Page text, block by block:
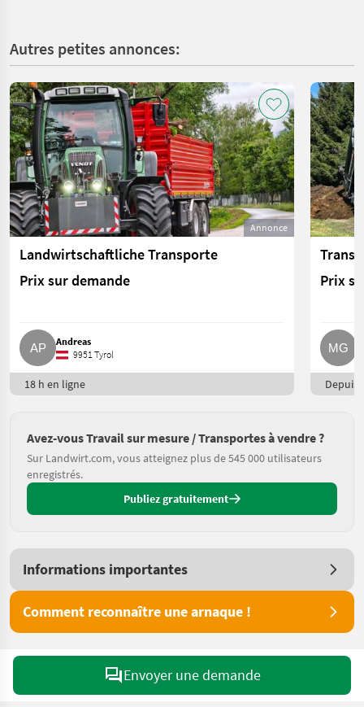
Autres petites annonces:
Annonce
Landwirtschaftliche Transporte
Prix sur demande
Andreas
9951 Tyrol
18 h en ligne
Prix
Depuis
Avez-vous Travail sur mesure / Transportes à vendre ?
Sur Landwirt.com, vous atteignez plus de 545 000 utilisateurs
enregistrés.
Publiez gratuitement
Informations importantes
Comment reconnaître une arnaque !
Envoyer une demande